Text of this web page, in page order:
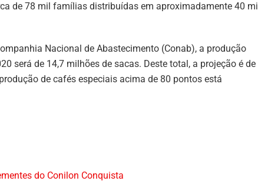
de 78 mil famílias distribuídas em aproximadamente 40 mil
Nacional de Abastecimento (Conab), a produção
será de 14,7 milhões de sacas. Deste total, a projeção é de
de cafés especiais acima de 80 pontos está
do Conilon Conquista